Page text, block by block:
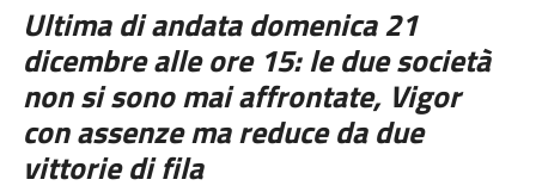
Ultima di andata domenica 21
dicembre alle ore 15: le due società
non si sono mai affrontate, Vigor
con assenze ma reduce da due
vittorie di fila